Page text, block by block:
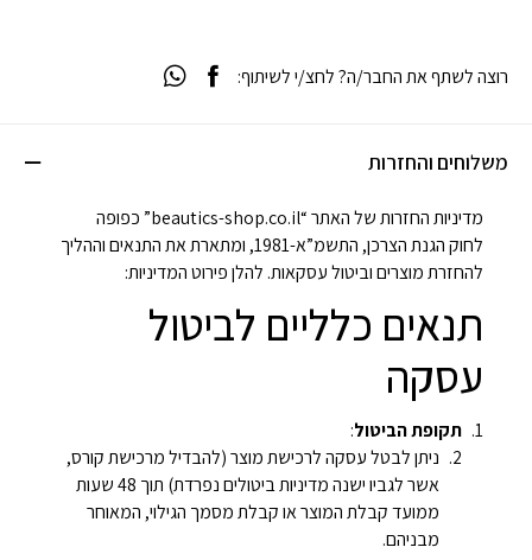
משלוחים והחזרות
מדיניות החזרות של האתר “beautics-shop.co.il” כפופה
לחוק הגנת הצרכן, התשמ”א-1981, ומתארת את התנאים וההליך
להחזרת מוצרים וביטול עסקאות. להלן פירוט המדיניות:
תנאים כלליים לביטול
עסקה
תקופת הביטול:
ניתן לבטל עסקה לרכישת מוצר (להבדיל מרכישת קורס,
אשר לגביו ישנה מדיניות ביטולים נפרדת) תוך 48 שעות
ממועד קבלת המוצר או קבלת מסמך הגילוי, המאוחר
מבניהם.
רוצה לשתף את החבר/ה? לחצ/י לשיתוף: